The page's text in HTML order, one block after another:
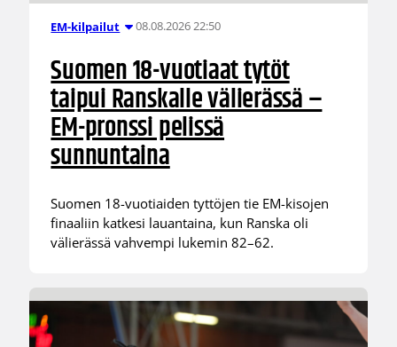
EM-kilpailut 08.08.2026 22:50
Suomen 18-vuotiaat tytöt
taipui Ranskalle välierässä –
EM-pronssi pelissä
sunnuntaina
Suomen 18-vuotiaiden tyttöjen tie EM-kisojen
finaaliin katkesi lauantaina, kun Ranska oli
välierässä vahvempi lukemin 82–62.